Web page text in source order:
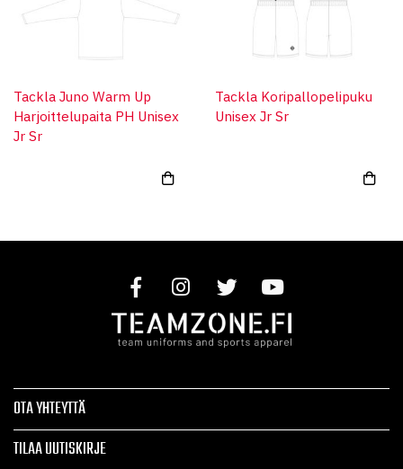
Tackla Juno Warm Up
Harjoittelupaita PH Unisex
Jr Sr
Tackla Koripallopelipuku
Unisex Jr Sr
OTA YHTEYTTÄ
TILAA UUTISKIRJE